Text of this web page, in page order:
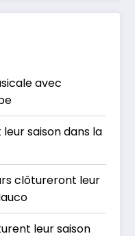
avec
saison dans la
clôtureront leur
leur saison